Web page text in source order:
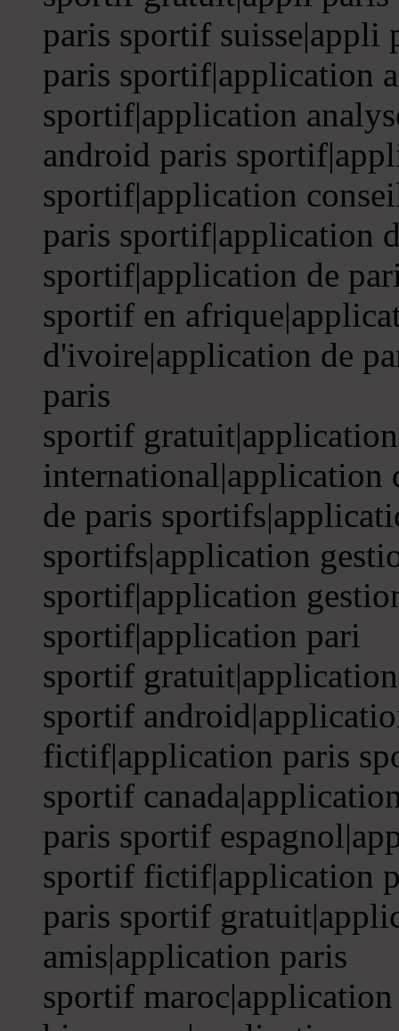
paris sportif suisse|appli
paris sportif|application
sportif|application
android paris
sportif|application
paris sportif|application
sportif|application de
sportif en
d'ivoire|application de
paris
sportif
international|application
de paris
sportifs|application
sportif|application
sportif|application pari
sportif
sportif
fictif|application paris
sportif
paris sportif
sportif fictif|application
paris sportif
amis|application paris
sportif